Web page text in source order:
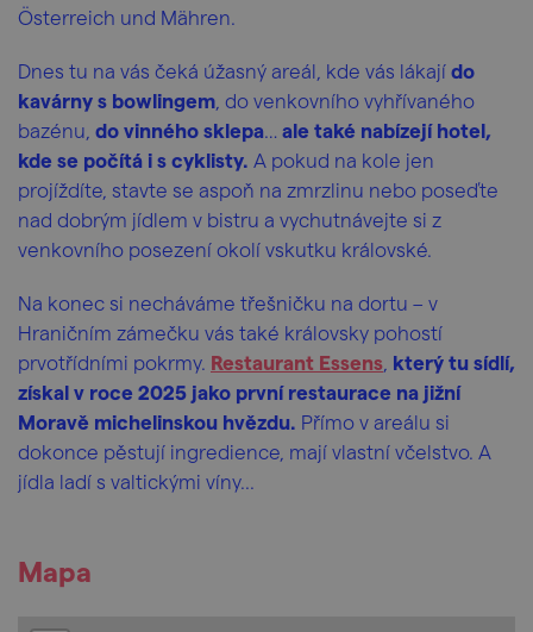
Österreich und Mähren.
Dnes tu na vás čeká úžasný areál, kde vás lákají do
kavárny s bowlingem , do venkovního vyhřívaného
bazénu, do vinného sklepa… ale také nabízejí hotel,
kde se počítá i s cyklisty. A pokud na kole jen
projíždíte, stavte se aspoň na zmrzlinu nebo poseďte
nad dobrým jídlem v bistru a vychutnávejte si z
venkovního posezení okolí vskutku královské.
Na konec si necháváme třešničku na dortu – v
Hraničním zámečku vás také královsky pohostí
prvotřídními pokrmy. Restaurant Essens který tu sídlí,
získal v roce 2025 jako první restaurace na jižní
Moravě michelinskou hvězdu. Přímo v areálu si
dokonce pěstují ingredience, mají vlastní včelstvo. A
jídla ladí s valtickými víny...
Mapa